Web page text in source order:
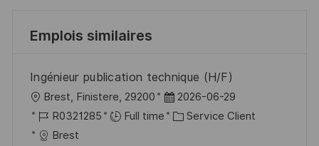
Emplois similaires
Ingénieur publication technique (H/F)
o
c
Brest, Finistere, 29200
D
a
2026-06-29
R
é
R0321285 Full time
C Service Client
Brest